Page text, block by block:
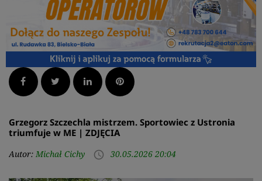
Facebook Twitter LinkedInPinterest
Grzegorz Szczechla mistrzem. Sportowiec z Ustronia
triumfuje w ME | ZDJĘCIA
Autor: Michał Cichy access_time 30.05.2026 20:04